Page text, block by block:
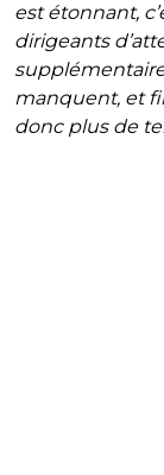
est étonnant,
dirigeants
manquent, et
donc plus de